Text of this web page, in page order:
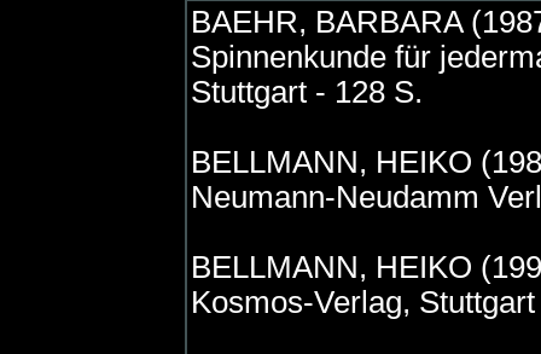
BAEHR, BARBARA
Spinnenkunde für
Stuttgart - 128 S.
BELLMANN, HEIKO
Neumann-Neudamm
BELLMANN, HEIKO
Kosmos-Verlag,